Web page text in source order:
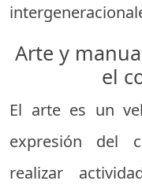
Arte y
el
El arte es un
expresión del
realizar